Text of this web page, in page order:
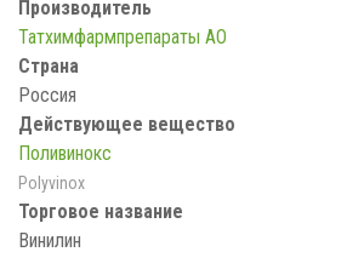
Производитель
Татхимфармпрепараты АО
Страна
Россия
Действующее вещество
Поливинокс
Polyvinox
Торговое название
Винилин